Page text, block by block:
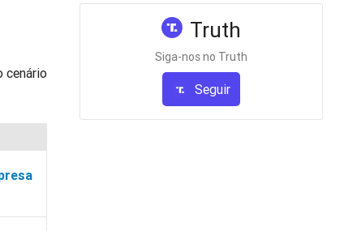
cenário
Truth
Siga-nos no Truth
Seguir